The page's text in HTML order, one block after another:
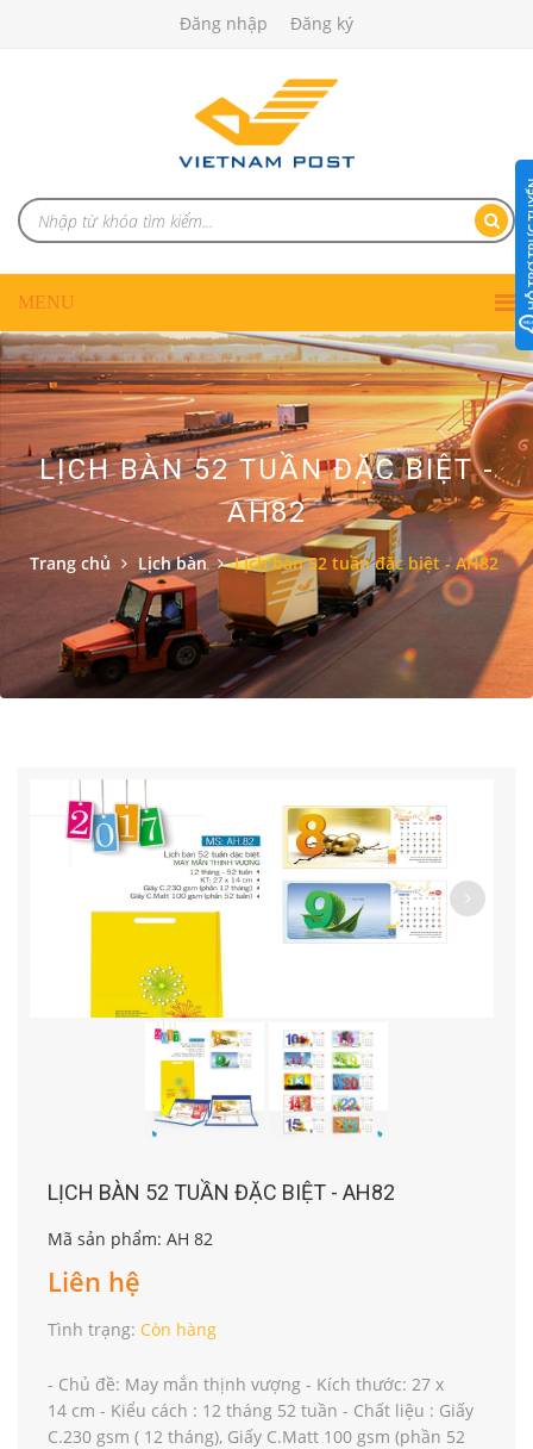
Đăng nhập Đăng ký
LỊCH BÀN 52 TUẦN ĐẶC BIỆT -
AH82
Trang chủ Lịch bàn Lịch bàn 52 tuần đặc biệt - AH82
LỊCH BÀN 52 TUẦN ĐẶC BIỆT - AH82
Mã sản phẩm: AH 82
Liên hệ
Tình trạng: Còn hàng
- Chủ đề: May mắn thịnh vượng - Kích thước: 27 x
14 cm - Kiểu cách : 12 tháng 52 tuần - Chất liệu : Giấy
C.230 gsm ( 12 tháng), Giấy C.Matt 100 gsm (phần 52